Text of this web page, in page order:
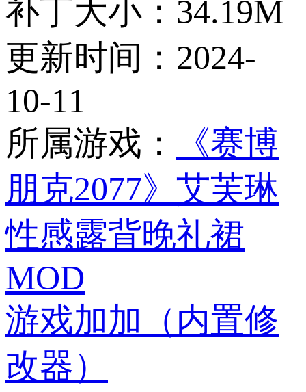
补丁大小： 34.19M
更新时间： 2024-
10-11
所属游戏：
《赛博
朋克2077》艾芙琳
性感露背晚礼裙
MOD
游戏加加（内置修
改器）